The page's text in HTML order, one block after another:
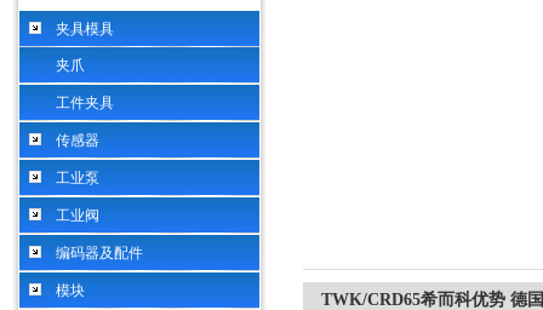
夹具模具
夹爪
工件夹具
传感器
工业泵
工业阀
编码器及配件
模块 TWK/CRD65希而科优势 德